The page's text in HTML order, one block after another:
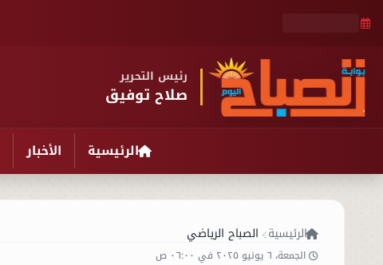
رئيس التحرير
صلاح توفيق
الرئيسية الأخبار
الرئيسية الصباح الرياضي
الجمعة، ٦ يونيو ٢٠٢٥ في ٠٦:٠٠ ص